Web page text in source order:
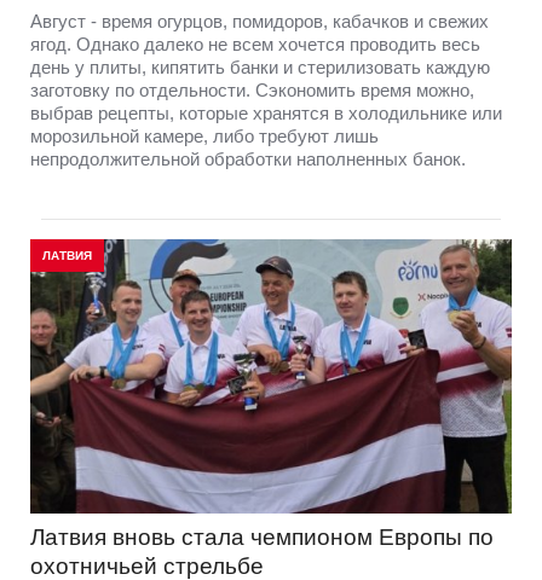
Август - время огурцов, помидоров, кабачков и свежих
ягод. Однако далеко не всем хочется проводить весь
день у плиты, кипятить банки и стерилизовать каждую
заготовку по отдельности. Сэкономить время можно,
выбрав рецепты, которые хранятся в холодильнике или
морозильной камере, либо требуют лишь
непродолжительной обработки наполненных банок.
ЛАТВИЯ
Латвия вновь стала чемпионом Европы по
охотничьей стрельбе